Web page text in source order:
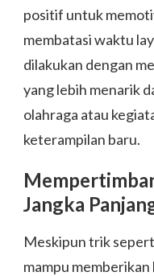
positif untuk
membatasi waktu
dilakukan dengan
yang lebih menarik
olahraga atau
keterampilan baru.
Jangka
Meskipun trik
mampu